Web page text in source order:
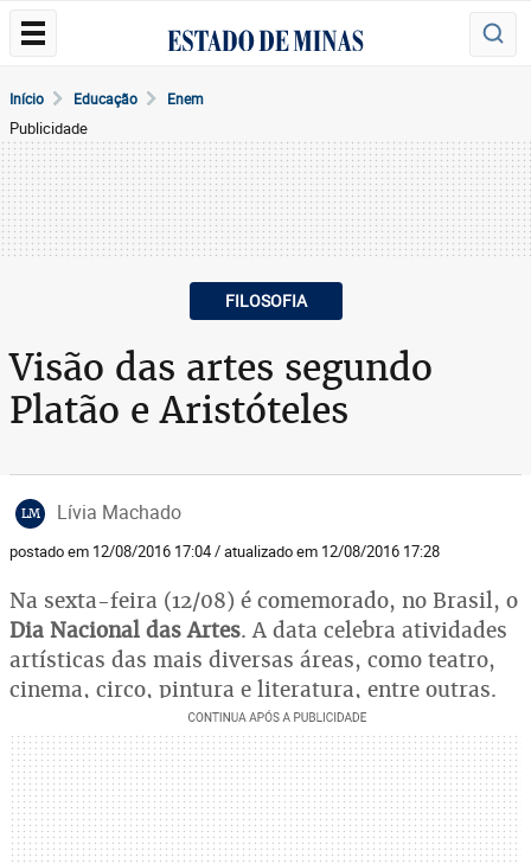
Início Educação Enem
Publicidade
FILOSOFIA
Visão das artes segundo
Platão e Aristóteles
LM Lívia Machado
postado em 12/08/2016 17:04 / atualizado em 12/08/2016 17:28
Na sexta-feira (12/08) é comemorado, no Brasil, o
Dia Nacional das Artes. A data celebra atividades
artísticas das mais diversas áreas, como teatro,
cinema, circo, pintura e literatura, entre outras.